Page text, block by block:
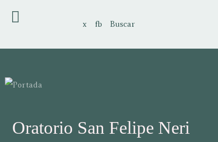
x fb Buscar
Oratorio San Felipe Neri